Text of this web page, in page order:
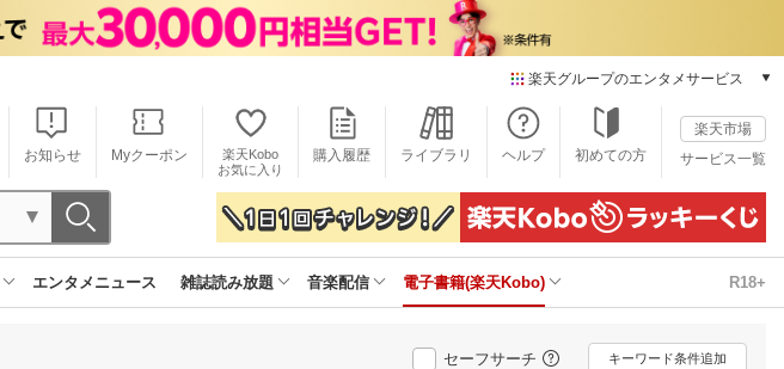
楽天グループのエンタメサービス
本/ゲーム/CD/DVD
楽天ブックス
電子書籍
楽天Kobo
雑誌読み放題
楽天ミュージック
動画配信
楽天TV
お知らせ Myクーポン
楽天Kobo
お気に入り
購入履歴 ライブラリ ヘルプ 初めての方
楽天市場
サービス一覧
エンタメニュース 雑誌読み放題 音楽配信 電子書籍(楽天Kobo) R18+
セーフサーチ キーワード条件追加